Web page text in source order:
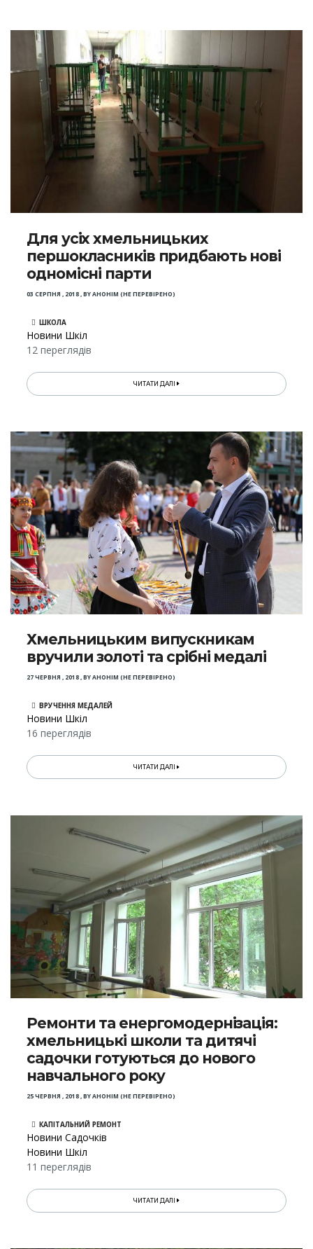
Для усіх хмельницьких
першокласників придбають нові
одномісні парти
03 СЕРПНЯ , 2018,BYАНОНІМ (НЕ ПЕРЕВІРЕНО)
ШКОЛА
Новини Шкіл
12 переглядів
ЧИТАТИ ДАЛІ
Хмельницьким випускникам
вручили золоті та срібні медалі
27 ЧЕРВНЯ , 2018,BYАНОНІМ (НЕ ПЕРЕВІРЕНО)
ВРУЧЕННЯ МЕДАЛЕЙ
Новини Шкіл
16 переглядів
ЧИТАТИ ДАЛІ
Ремонти та енергомодернізація:
хмельницькі школи та дитячі
садочки готуються до нового
навчального року
25 ЧЕРВНЯ , 2018,BYАНОНІМ (НЕ ПЕРЕВІРЕНО)
КАПІТАЛЬНИЙ РЕМОНТ
Новини Садочків
Новини Шкіл
11 переглядів
ЧИТАТИ ДАЛІ